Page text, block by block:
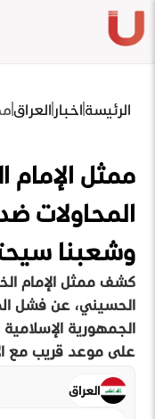
الرئيسةاخبار العراق
ممثل الإمام
المحاولات
وشعبنا
كشف ممثل الإمام
الحسيني، عن فشل
الجمهورية الإسلامية
على موعد قريب مع
العراق